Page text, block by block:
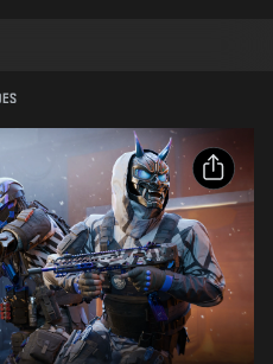
L'ACHAT
remplacer ou supprimer
PARTAGER
Email
Facebook
X